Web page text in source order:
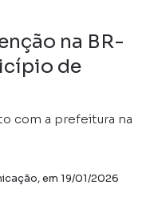
na BR-
de
com a prefeitura na
em 19/01/2026